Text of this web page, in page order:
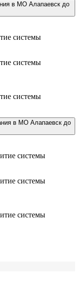
в МО Алапаевск до
системы
системы
системы
в МО Алапаевск до
системы
системы
системы